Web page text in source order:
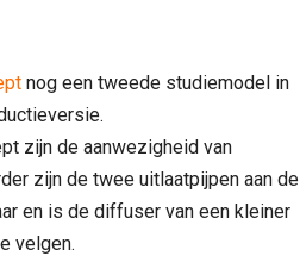
nog een tweede studiemodel in
zijn de aanwezigheid van
zijn de twee uitlaatpijpen aan de
en is de diffuser van een kleiner
velgen.